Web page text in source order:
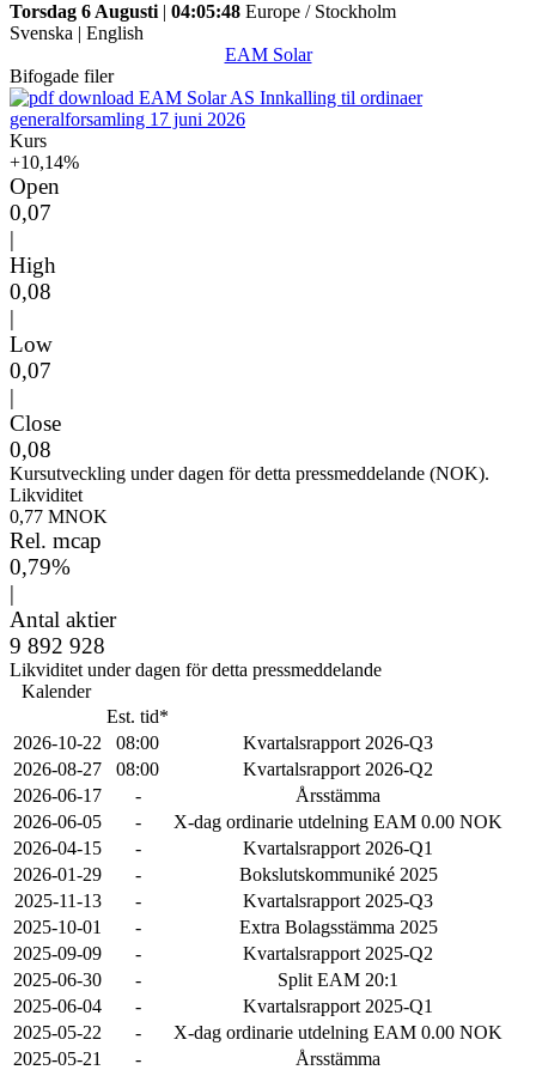
Torsdag 6 Augusti | 04:05:48 Europe / Stockholm
Svenska | English
EAM Solar
Bifogade filer
EAM Solar AS Innkalling til ordinaer
generalforsamling 17 juni 2026
Kurs
+10,14%
Open
0,07
|
High
0,08
|
Low
0,07
|
Close
0,08
Kursutveckling under dagen för detta pressmeddelande (NOK).
Likviditet
0,77 MNOK
Rel. mcap
0,79%
|
Antal aktier
9 892 928
Likviditet under dagen för detta pressmeddelande
Kalender
Est. tid*
2026-10-22
08:00
Kvartalsrapport 2026-Q3
2026-08-27
08:00
Kvartalsrapport 2026-Q2
2026-06-17
-
Årsstämma
2026-06-05
-
X-dag ordinarie utdelning EAM 0.00 NOK
2026-04-15
-
Kvartalsrapport 2026-Q1
2026-01-29
-
Bokslutskommuniké 2025
2025-11-13
-
Kvartalsrapport 2025-Q3
2025-10-01
-
Extra Bolagsstämma 2025
2025-09-09
-
Kvartalsrapport 2025-Q2
2025-06-30
-
Split EAM 20:1
2025-06-04
-
Kvartalsrapport 2025-Q1
2025-05-22
-
X-dag ordinarie utdelning EAM 0.00 NOK
2025-05-21
-
Årsstämma